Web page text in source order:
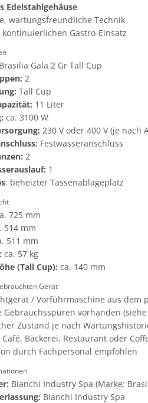
Edelstahlgehäuse
wartungsfreundliche Technik
Gastro-Einsatz
Brasilia Gala 2 Gr Tall Cup
2
Tall Cup
11 Liter
ca. 3100 W
230 V oder 400 V (je nach
Festwasseranschluss
2
1
: beheizter Tassenablageplatz
725 mm
514 mm
511 mm
ca. 57 kg
(Tall Cup): ca. 140 mm
Gerät
/ Vorführmaschine aus dem
Gebrauchsspuren vorhanden
Zustand je nach
Bäckerei, Restaurant oder
durch Fachpersonal empfohlen
Bianchi Industry Spa (Marke:
Bianchi Industry Spa